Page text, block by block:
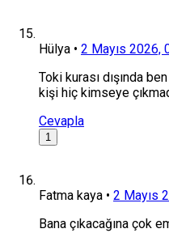
Hülya • 2 Mayıs 2026,
Toki kurası dışında
kişi hiç kimseye
Cevapla
1
Fatma kaya • 2 Mayıs
Bana çıkacağına çok